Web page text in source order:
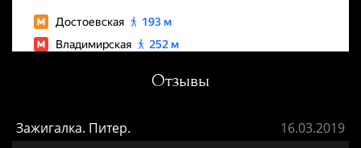
Отзывы
16.03.2019
Зажигалка. Питер.